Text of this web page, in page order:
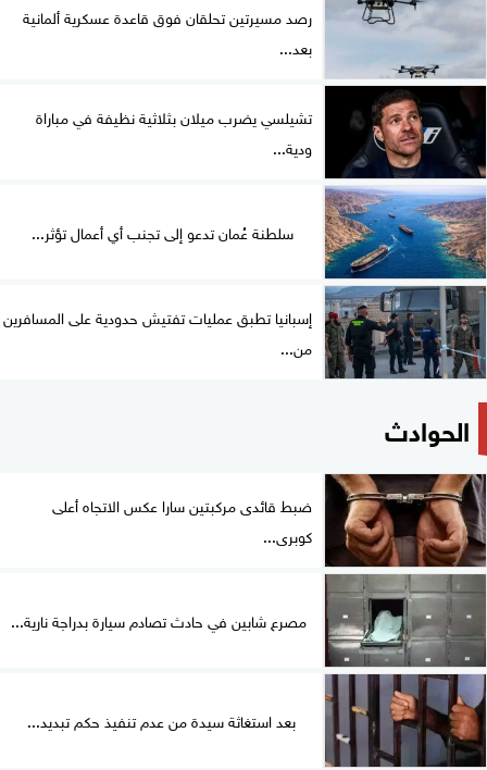
رصد مسيرتين تحلقان فوق قاعدة عسكرية ألمانية
بعد...
تشيلسي يضرب ميلان بثلاثية نظيفة في مباراة
ودية...
سلطنة عُمان تدعو إلى تجنب أي أعمال تؤثر...
إسبانيا تطبق عمليات تفتيش حدودية على المسافرين
من...
الحوادث
ضبط قائدى مركبتين سارا عكس الاتجاه أعلى
كوبرى...
مصرع شابين في حادث تصادم سيارة بدراجة نارية...
بعد استغاثة سيدة من عدم تنفيذ حكم تبديد...